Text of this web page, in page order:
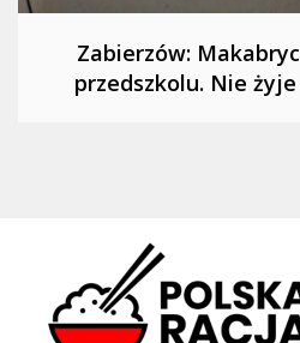
Zabierzów:
przedszkolu. Nie